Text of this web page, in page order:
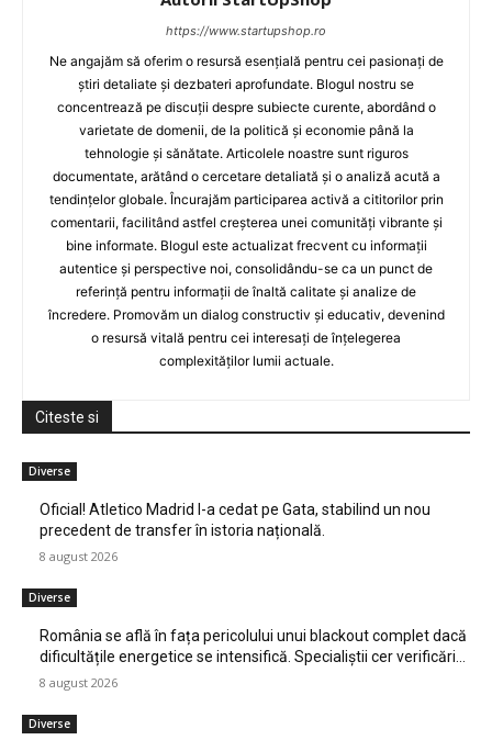
https://www.startupshop.ro
Ne angajăm să oferim o resursă esențială pentru cei pasionați de
știri detaliate și dezbateri aprofundate. Blogul nostru se
concentrează pe discuții despre subiecte curente, abordând o
varietate de domenii, de la politică și economie până la
tehnologie și sănătate. Articolele noastre sunt riguros
documentate, arătând o cercetare detaliată și o analiză acută a
tendințelor globale. Încurajăm participarea activă a cititorilor prin
comentarii, facilitând astfel creșterea unei comunități vibrante și
bine informate. Blogul este actualizat frecvent cu informații
autentice și perspective noi, consolidându-se ca un punct de
referință pentru informații de înaltă calitate și analize de
încredere. Promovăm un dialog constructiv și educativ, devenind
o resursă vitală pentru cei interesați de înțelegerea
complexităților lumii actuale.
Citeste si
Diverse
Oficial! Atletico Madrid l-a cedat pe Gata, stabilind un nou
precedent de transfer în istoria națională.
8 august 2026
Diverse
România se află în fața pericolului unui blackout complet dacă
dificultățile energetice se intensifică. Specialiștii cer verificări…
8 august 2026
Diverse